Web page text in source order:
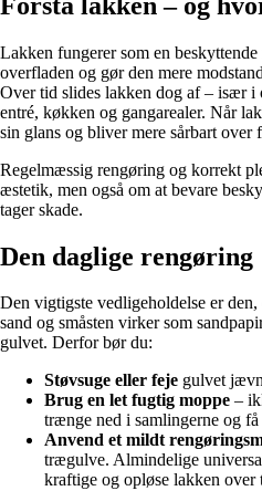
Lakken fungerer som en
overfladen og gør den mere
Over tid slides lakken dog af – især i
entré, køkken og gangarealer. Når
sin glans og bliver mere sårbart over
Regelmæssig rengøring og korrekt
æstetik, men også om at bevare
tager skade.
Den daglige rengøring
Den vigtigste vedligeholdelse er
sand og småsten virker som
gulvet. Derfor bør du:
Støvsuge eller feje gulvet
Brug en let fugtig moppe –
trænge ned i samlingerne og
Anvend et mildt
trægulve. Almindelige
kraftige og opløse lakken over